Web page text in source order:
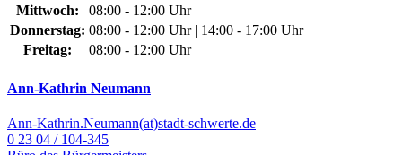
Mittwoch:
08:00 - 12:00 Uhr
Donnerstag: 08:00 - 12:00 Uhr | 14:00 - 17:00 Uhr
Freitag:
08:00 - 12:00 Uhr
Ann-Kathrin Neumann
Ann-Kathrin.Neumann(at)stadt-schwerte.de
0 23 04 / 104-345